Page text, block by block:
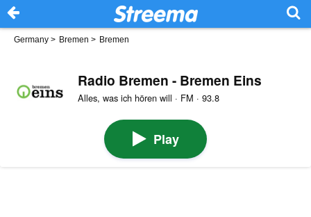
Germany > Bremen > Bremen
Radio Bremen - Bremen Eins
Alles, was ich hören will · FM · 93.8
Play